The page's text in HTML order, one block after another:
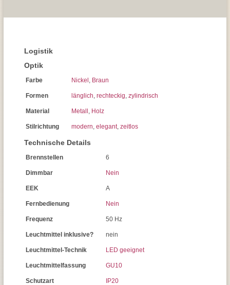
Logistik
Optik
Farbe Nickel , Braun
Formen länglich, rechteckig, zylindrisch
Material Metall , Holz
Stilrichtung modern, elegant, zeitlos
Technische Details
Brennstellen 6
Dimmbar Nein
EEK A
Fernbedienung Nein
Frequenz 50 Hz
Leuchtmittel inklusive? nein
Leuchtmittel-Technik LED geeignet
Leuchtmittelfassung GU10
Schutzart IP20